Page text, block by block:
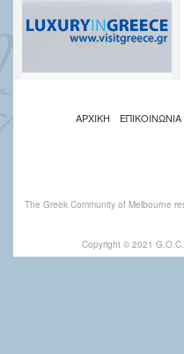
ΑΡΧΙΚΗ ΕΠΙΚΟΙΝΩΝΙΑ
The Greek Community of Melbourne
Copyright © 2021